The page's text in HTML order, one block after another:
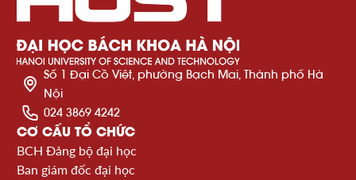
Số 1 Đại Cồ Việt, phường Bạch Mai, Thành phố Hà
Nội
024 3869 4242
CƠ CẤU TỔ CHỨC
BCH Đảng bộ đại học
Ban giám đốc đại học